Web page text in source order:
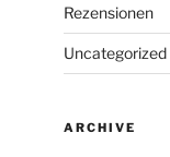
Rezensionen
Uncategorized
ARCHIVE